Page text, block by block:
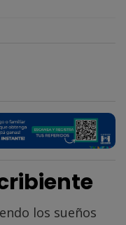
los sueños